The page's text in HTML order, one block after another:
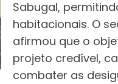
Sabugal,
habitacionais. O
afirmou que o
projeto credível,
combater as